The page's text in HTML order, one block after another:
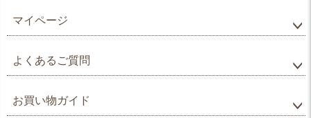
マイページ
よくあるご質問
お買い物ガイド